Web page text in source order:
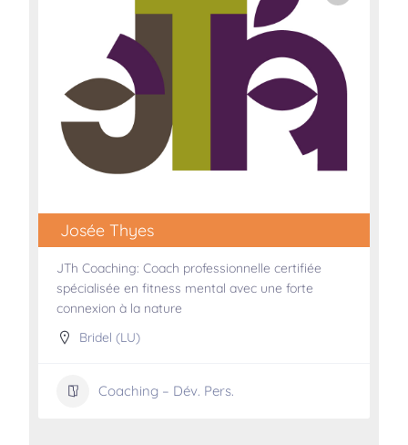
Josée Thyes
JTh Coaching: Coach professionnelle certifiée
spécialisée en fitness mental avec une forte
connexion à la nature
Bridel (LU)
Coaching – Dév. Pers.